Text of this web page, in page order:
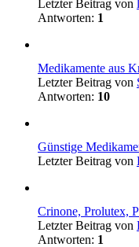
Letzter Beitrag von
Antworten: 1
Medikamente aus
Letzter Beitrag von
Antworten: 10
Günstige
Letzter Beitrag von
Crinone, Prolutex,
Letzter Beitrag von
Antworten: 1